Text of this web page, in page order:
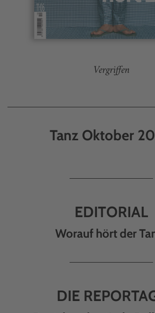
Vergriffen
Tanz Oktober
EDITORIAL
Worauf hört der
DIE